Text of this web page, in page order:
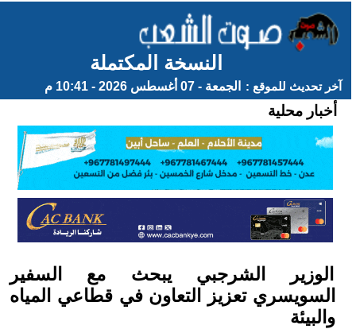
النسخة المكتملة
آخر تحديث للموقع : الجمعة - 07 أغسطس 2026 - 10:41 م
أخبار محلية
الوزير الشرجبي يبحث مع السفير
السويسري تعزيز التعاون في قطاعي المياه
والبيئة